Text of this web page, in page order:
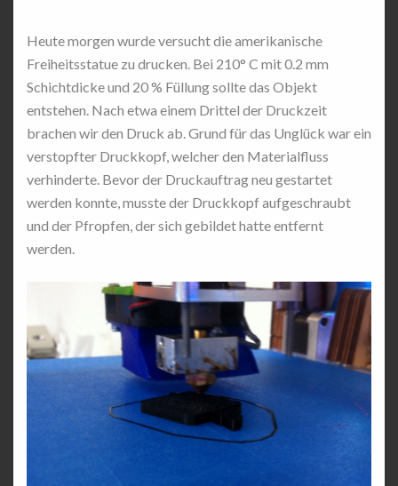
Heute morgen wurde versucht die amerikanische
Freiheitsstatue zu drucken. Bei 210° C mit 0.2 mm
Schichtdicke und 20 % Füllung sollte das Objekt
entstehen. Nach etwa einem Drittel der Druckzeit
brachen wir den Druck ab. Grund für das Unglück war ein
verstopfter Druckkopf, welcher den Materialfluss
verhinderte. Bevor der Druckauftrag neu gestartet
werden konnte, musste der Druckkopf aufgeschraubt
und der Pfropfen, der sich gebildet hatte entfernt
werden.